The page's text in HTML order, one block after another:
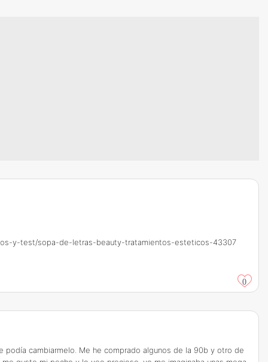
y-test/sopa-de-letras-beauty-tratamientos-esteticos-43307
0
podía cambiarmelo. Me he comprado algunos de la 90b y otro de